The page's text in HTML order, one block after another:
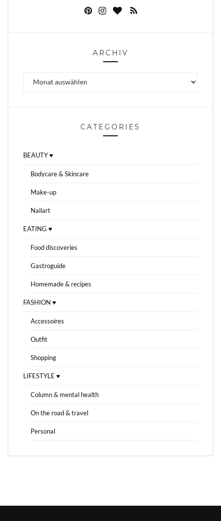
ARCHIV
CATEGORIES
BEAUTY ♥
Bodycare & Skincare
Make-up
Nailart
EATING ♥
Food discoveries
Gastroguide
Homemade & recipes
FASHION ♥
Accessoires
Outfit
Shopping
LIFESTYLE ♥
Column & mental health
On the road & travel
Personal